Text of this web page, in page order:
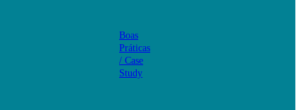
Boas
Práticas
/ Case
Study